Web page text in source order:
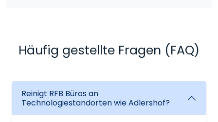
Häufig gestellte Fragen (FAQ)
Reinigt RFB Büros an
Technologiestandorten wie Adlershof?